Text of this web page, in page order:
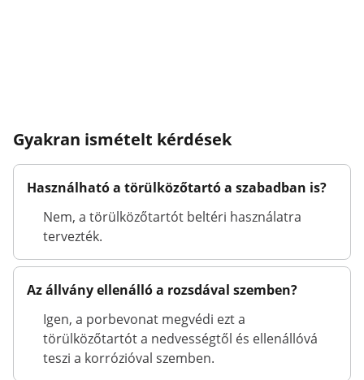
Gyakran ismételt kérdések
Használható a törülközőtartó a szabadban is?
Nem, a törülközőtartót beltéri használatra
tervezték.
Az állvány ellenálló a rozsdával szemben?
Igen, a porbevonat megvédi ezt a
törülközőtartót a nedvességtől és ellenállóvá
teszi a korrózióval szemben.